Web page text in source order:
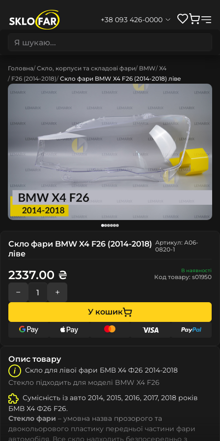
+38 093 426-0000
Головна Скло, корпуси та складові фари BMW X4
F26 (2014-2018) Скло фари BMW X4 F26 (2014-2018) ліве
Скло фари BMW X4 F26 (2014-2018)
ліве
Артикул: A06-
0820-1
В наявності
Код товару: s01950
2337.00 ₴
− +
У кошик
Опис товару
Скло для лівої фари БМВ Х4 Ф26 2014-2018
Стекло підходить для моделі BMW X4 F26
Сумісність із авто 2014, 2015, 2016, 2017, 2018 років
БМВ Х4 Ф26 F26.
Стекло фари – умовна назва прозорого та
двокольорового пластику передньої частини фари
автомобіля. Все скло надходить безпосередньо з